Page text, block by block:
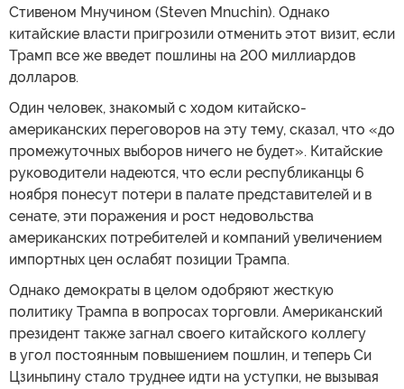
Стивеном Мнучином (Steven Mnuchin). Однако
китайские власти пригрозили отменить этот визит, если
Трамп все же введет пошлины на 200 миллиардов
долларов.
Один человек, знакомый с ходом китайско-
американских переговоров на эту тему, сказал, что «до
промежуточных выборов ничего не будет». Китайские
руководители надеются, что если республиканцы 6
ноября понесут потери в палате представителей и в
сенате, эти поражения и рост недовольства
американских потребителей и компаний увеличением
импортных цен ослабят позиции Трампа.
Однако демократы в целом одобряют жесткую
политику Трампа в вопросах торговли. Американский
президент также загнал своего китайского коллегу
в угол постоянным повышением пошлин, и теперь Си
Цзиньпину стало труднее идти на уступки, не вызывая